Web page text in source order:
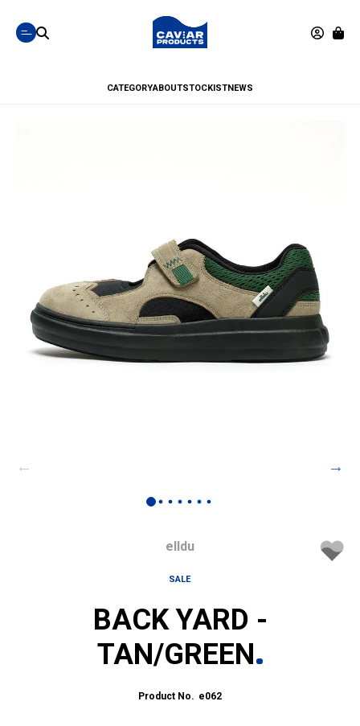
CATEGORYABOUTSTOCKISTNEWS
elldu
SALE
BACK YARD -
TAN/GREEN
e062